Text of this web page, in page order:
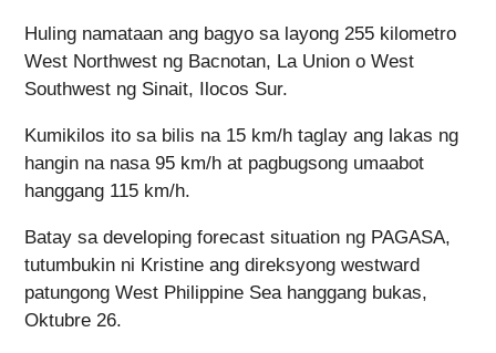
Huling namataan ang bagyo sa layong 255 kilometro
West Northwest ng Bacnotan, La Union o West
Southwest ng Sinait, Ilocos Sur.
Kumikilos ito sa bilis na 15 km/h taglay ang lakas ng
hangin na nasa 95 km/h at pagbugsong umaabot
hanggang 115 km/h.
Batay sa developing forecast situation ng PAGASA,
tutumbukin ni Kristine ang direksyong westward
patungong West Philippine Sea hanggang bukas,
Oktubre 26.